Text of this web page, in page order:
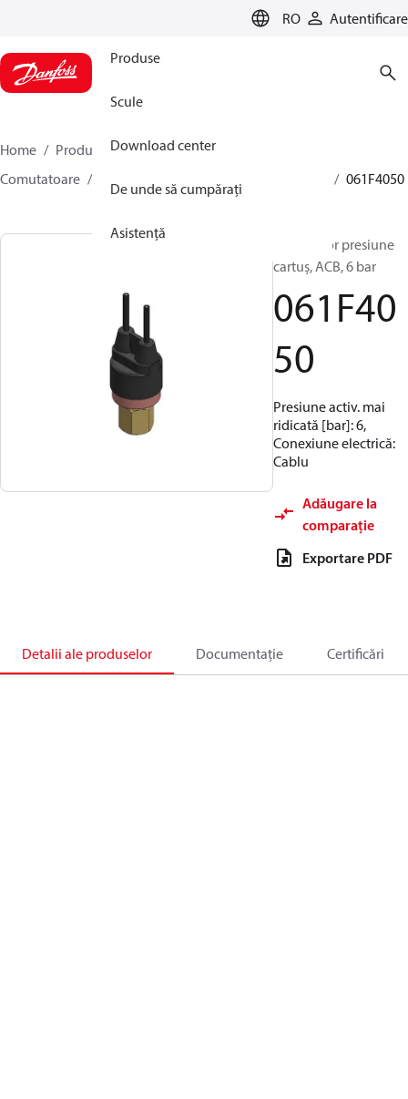
RO Autentificare
Produse
Scule
Download center
De unde să cumpărați
Asistență
Home Produse
Climate Solutions pentru răcire
Comutatoare
061F4050
Comutator presiune
cartuş, ACB, 6 bar
061F40
50
Presiune activ. mai
ridicată [bar]: 6,
Conexiune electrică:
Cablu
Adăugare la
comparație
Exportare PDF
Detalii ale produselor Documentație Certificări